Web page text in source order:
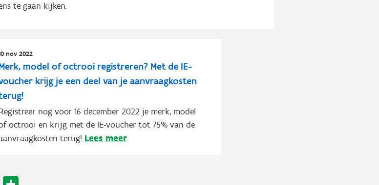
te gaan kijken.
nov 2022
model of octrooi registreren? Met de IE-
krijg je een deel van je aanvraagkosten
nog voor 16 december 2022 je merk, model
octrooi en krijg met de IE-voucher tot 75% van de
terug! Lees meer